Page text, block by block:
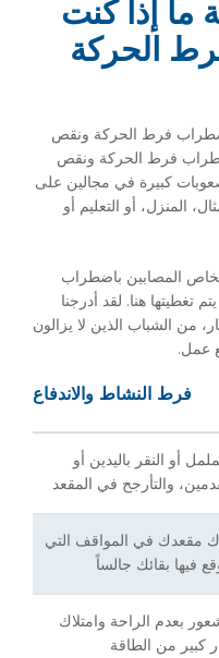
ما إذا كنت
الحركة
فرط الحركة ونقص
فرط الحركة ونقص
كبيرة في مجالين على
المنزل، أو التعليم أو
المصابين باضطراب
تغطيتها هنا. لقد أدرجنا
من الشباب الذين لا يزالون
عمل.
فرط النشاط والاندفاع
أو النقر باليدين أو
والتأرجح في المقعد
مقعدك في المواقف التي
فيها بقائك جالساً
بعدم الراحة وامتلاك
كبير من الطاقة